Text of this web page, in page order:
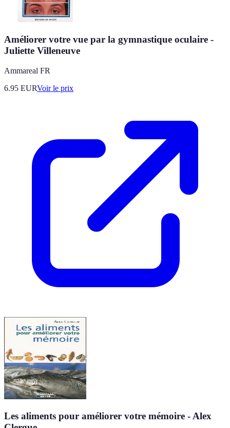
Améliorer votre vue par la gymnastique oculaire -
Juliette Villeneuve
Ammareal FR
6.95 EURVoir le prix
Les aliments pour améliorer votre mémoire - Alex